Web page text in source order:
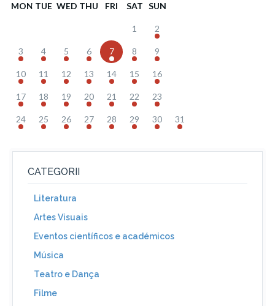
MON TUE WED THU FRI SAT SUN
1 2
3 4 5 6 7 8 9
10 11 12 13 14 15 16
17 18 19 20 21 22 23
24 25 26 27 28 29 30 31
CATEGORII
Literatura
Artes Visuais
Eventos científicos e académicos
Música
Teatro e Dança
Filme